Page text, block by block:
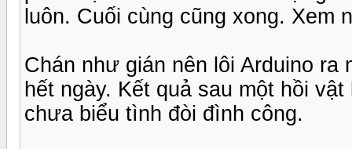
luôn. Cuối cùng cũng xong. Xem
Chán như gián nên lôi Arduino
hết ngày. Kết quả sau một hồi
chưa biểu tình đòi đình công.